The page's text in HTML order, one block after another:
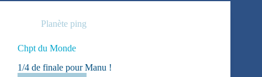
Planète ping
Chpt du Monde
1/4 de finale pour Manu !